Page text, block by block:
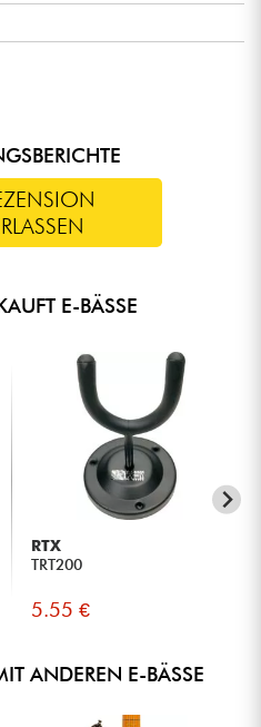
Typ JJ
E-BÄSSE
RTX
TRT200
5.55 €
ANDEREN E-BÄSSE